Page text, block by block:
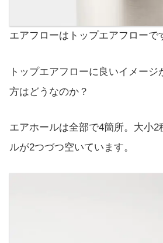
エアフローはトップエアフローで
トップエアフローに良いイメー
方はどうなのか？
エアホールは全部で4箇所。大小2
ルが2つづつ空いています。